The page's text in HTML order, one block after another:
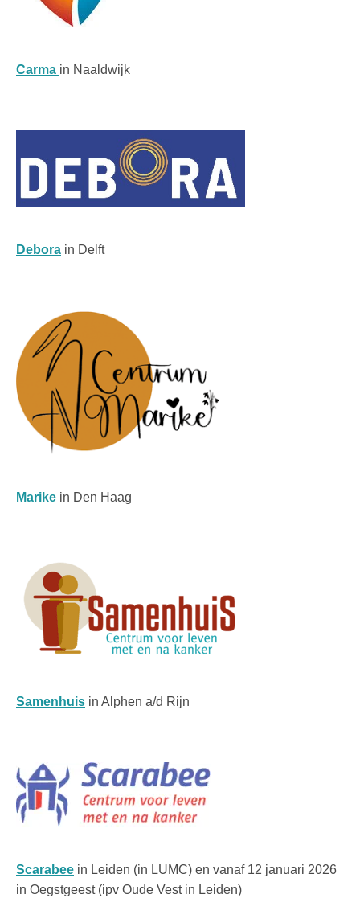
Carma in Naaldwijk
Debora in Delft
Marike in Den Haag
Samenhuis in Alphen a/d Rijn
Scarabee in Leiden (in LUMC) en vanaf 12 januari 2026
in Oegstgeest (ipv Oude Vest in Leiden)